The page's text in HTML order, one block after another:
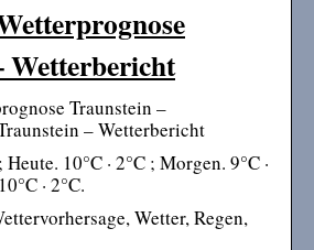
Wetterbericht
Traunstein –
– Wetterbericht
10°C · 2°C ; Morgen. 9°C ·
· 2°C.
Wetter, Regen,